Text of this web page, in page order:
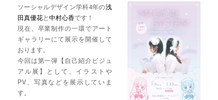
ソーシャルデザイン学科4年の浅
田真優花と中村心香です！
現在、卒業制作の一環でアート
ギャラリーにて展示を開催して
おります。
今回は第一弾【自己紹介ビジュ
アル展】として、イラストや
PV、写真などを展示していま
す。